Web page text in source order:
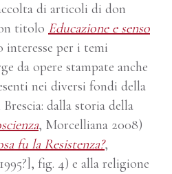
di articoli di don
titolo Educazione e senso
per i temi
da opere stampate anche
nei diversi fondi della
dalla storia della
, Morcelliana 2008)
fu la Resistenza?,
fig. 4) e alla religione